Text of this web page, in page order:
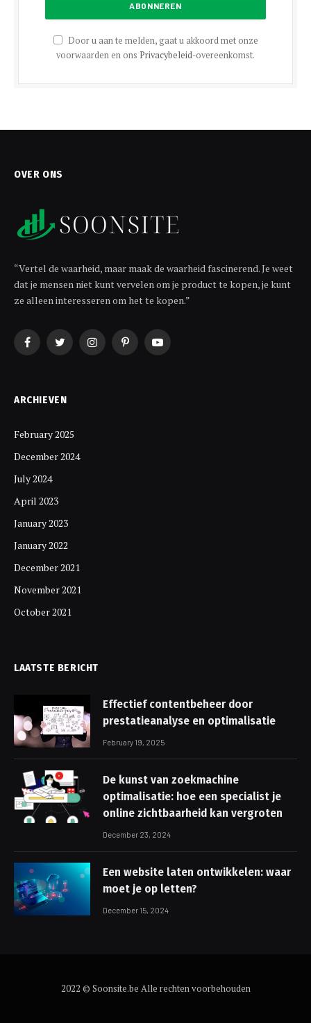
Door u aan te melden, gaat u akkoord met onze
voorwaarden en ons Privacybeleid-overeenkomst.
OVER ONS
“Vertel de waarheid, maar maak de waarheid fascinerend. Je weet
dat je mensen niet kunt vervelen om je product te kopen, je kunt
ze alleen interesseren om het te kopen.”
FacebookTwitterInstagramPinterestYouTube
ARCHIEVEN
February 2025
December 2024
July 2024
April 2023
January 2023
January 2022
December 2021
November 2021
October 2021
LAATSTE BERICHT
Effectief contentbeheer door
prestatieanalyse en optimalisatie
February 19, 2025
De kunst van zoekmachine
optimalisatie: hoe een specialist je
online zichtbaarheid kan vergroten
December 23, 2024
Een website laten ontwikkelen: waar
moet je op letten?
December 15, 2024
2022 © Soonsite.be Alle rechten voorbehouden